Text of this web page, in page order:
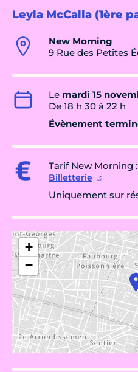
Leyla McCalla (1ère
New Morning
9 Rue des Petites
Le mardi 15
De 18 h 30 à 22 h
Évènement
Tarif New Morning :
Billetterie
Uniquement sur
+
−